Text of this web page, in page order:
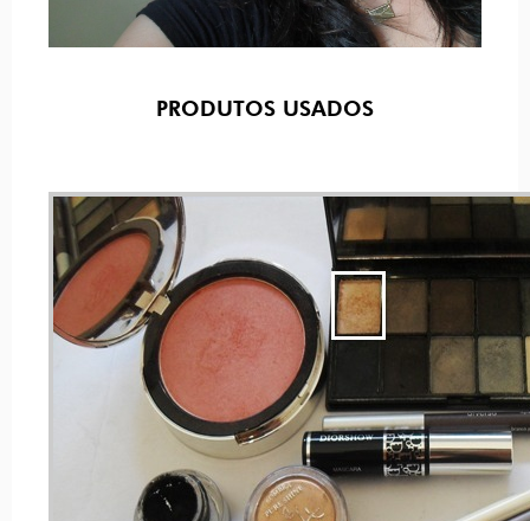
PRODUTOS USADOS